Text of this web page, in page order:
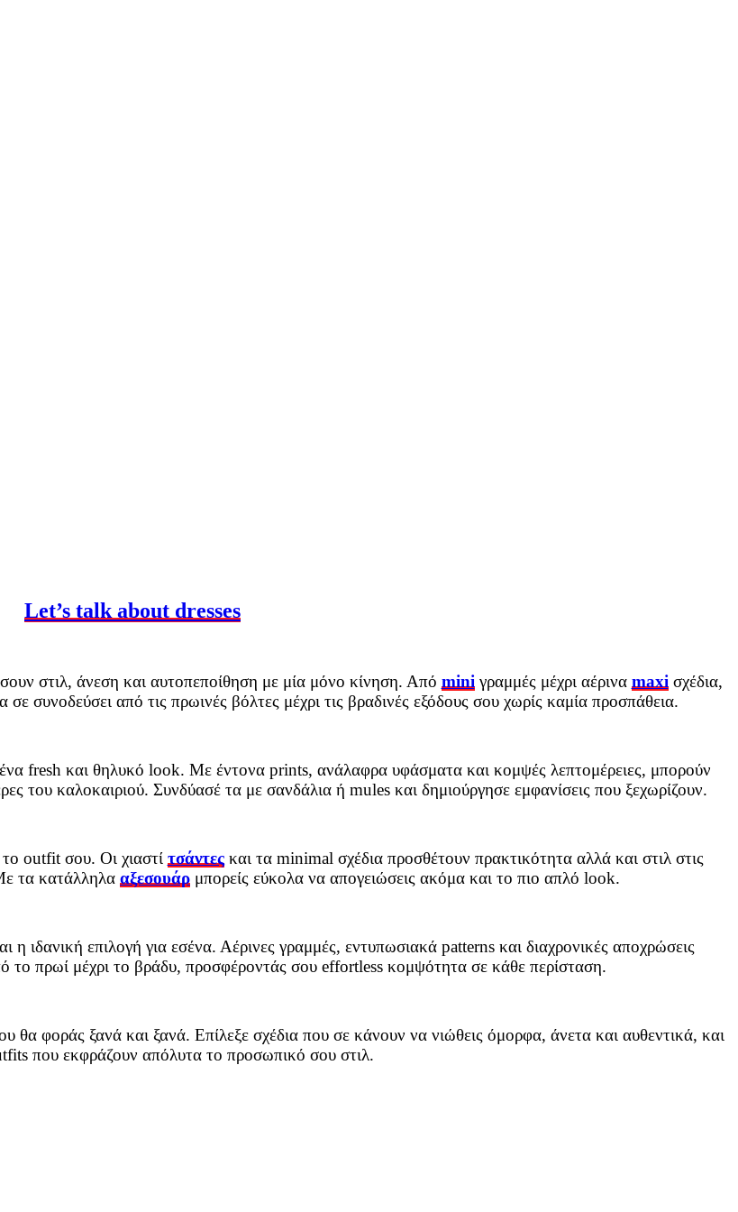
Let’s talk about dresses
στιλ, άνεση και αυτοπεποίθηση με μία μόνο κίνηση. Από mini γραμμές μέχρι αέρινα maxi σχέδια,
συνοδεύσει από τις πρωινές βόλτες μέχρι τις βραδινές εξόδους σου χωρίς καμία προσπάθεια.
ένα fresh και θηλυκό look. Με έντονα prints, ανάλαφρα υφάσματα και κομψές λεπτομέρειες, μπορούν
του καλοκαιριού. Συνδύασέ τα με σανδάλια ή mules και δημιούργησε εμφανίσεις που ξεχωρίζουν.
outfit σου. Οι χιαστί τσάντες και τα minimal σχέδια προσθέτουν πρακτικότητα αλλά και στιλ στις
τα κατάλληλα αξεσουάρ μπορείς εύκολα να απογειώσεις ακόμα και το πιο απλό look.
η ιδανική επιλογή για εσένα. Αέρινες γραμμές, εντυπωσιακά patterns και διαχρονικές αποχρώσεις
πρωί μέχρι το βράδυ, προσφέροντάς σου effortless κομψότητα σε κάθε περίσταση.
φοράς ξανά και ξανά. Επίλεξε σχέδια που σε κάνουν να νιώθεις όμορφα, άνετα και αυθεντικά, και
που εκφράζουν απόλυτα το προσωπικό σου στιλ.